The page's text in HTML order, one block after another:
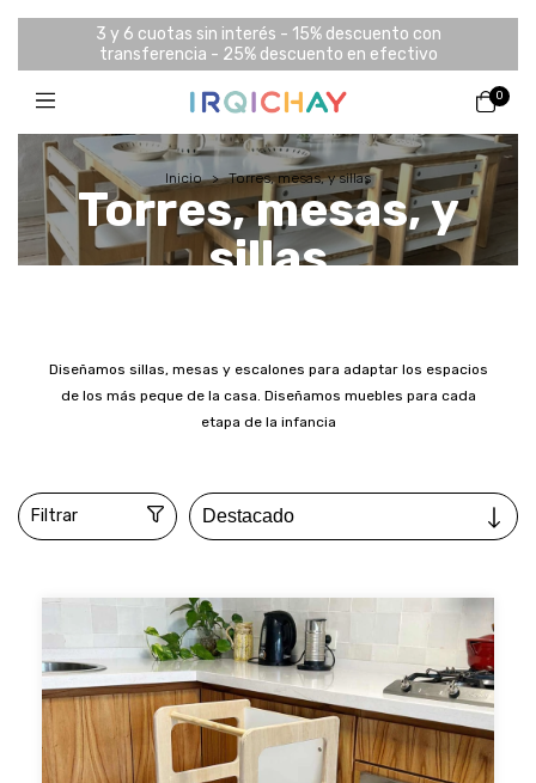
3 y 6 cuotas sin interés - 15% descuento con
transferencia - 25% descuento en efectivo
0
Inicio > Torres, mesas, y sillas
Torres, mesas, y
sillas
Diseñamos sillas, mesas y escalones para adaptar los espacios
de los más peque de la casa. Diseñamos muebles para cada
etapa de la infancia
Filtrar